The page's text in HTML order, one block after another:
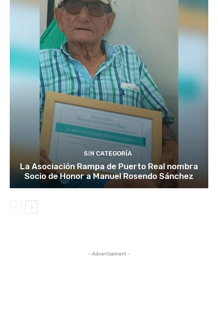
SIN CATEGORÍA
La Asociación Rampa de Puerto Real nombra
Socio de Honor a Manuel Rosendo Sánchez
- Advertisement -